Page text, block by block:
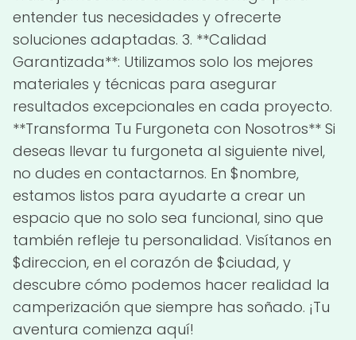
entender tus necesidades y ofrecerte
soluciones adaptadas. 3. **Calidad
Garantizada**: Utilizamos solo los mejores
materiales y técnicas para asegurar
resultados excepcionales en cada proyecto.
**Transforma Tu Furgoneta con Nosotros** Si
deseas llevar tu furgoneta al siguiente nivel,
no dudes en contactarnos. En $nombre,
estamos listos para ayudarte a crear un
espacio que no solo sea funcional, sino que
también refleje tu personalidad. Visítanos en
$direccion, en el corazón de $ciudad, y
descubre cómo podemos hacer realidad la
camperización que siempre has soñado. ¡Tu
aventura comienza aquí!